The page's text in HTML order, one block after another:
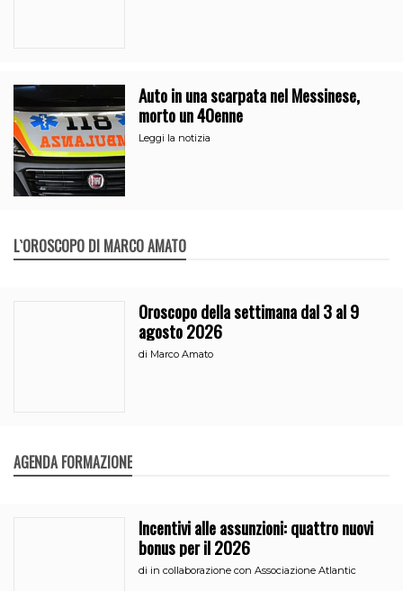
Auto in una scarpata nel Messinese,
morto un 40enne
Leggi la notizia
L`OROSCOPO DI MARCO AMATO
Oroscopo della settimana dal 3 al 9
agosto 2026
di Marco Amato
AGENDA FORMAZIONE
Incentivi alle assunzioni: quattro nuovi
bonus per il 2026
di in collaborazione con Associazione Atlantic